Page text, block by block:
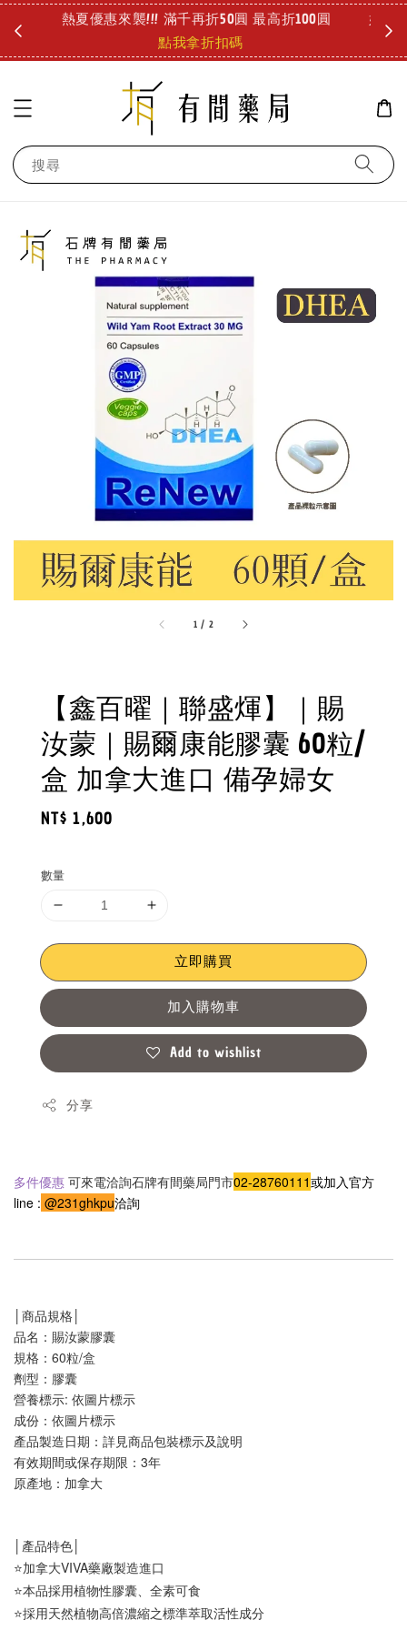
好冷好冷 儀式感要有!! 泡澡也能舒緩疲勞 療癒登場!
查看
搜尋
1 / 2
【鑫百曜｜聯盛煇】｜賜
汝蒙｜賜爾康能膠囊 60粒/
盒 加拿大進口 備孕婦女
Regular
NT$ 1,600
數量
立即購買
加入購物車
Add to wishlist
分享
多件優惠 可來電洽詢石牌有間藥局門市02-28760111或加入官方
line : @231ghkpu洽詢
│商品規格│
品名： 賜汝蒙膠囊
規格： 60粒/盒
劑型： 膠囊
營養標示: 依圖片標示
成份：依圖片標示
產品製造日期：詳見商品包裝標示及說明
有效期間或保存期限：3年
原產地： 加拿大
│產品特色│
⭐加拿大VIVA藥廠製造進口
⭐本品採用植物性膠囊、全素可食
⭐採用天然植物高倍濃縮之標準萃取活性成分